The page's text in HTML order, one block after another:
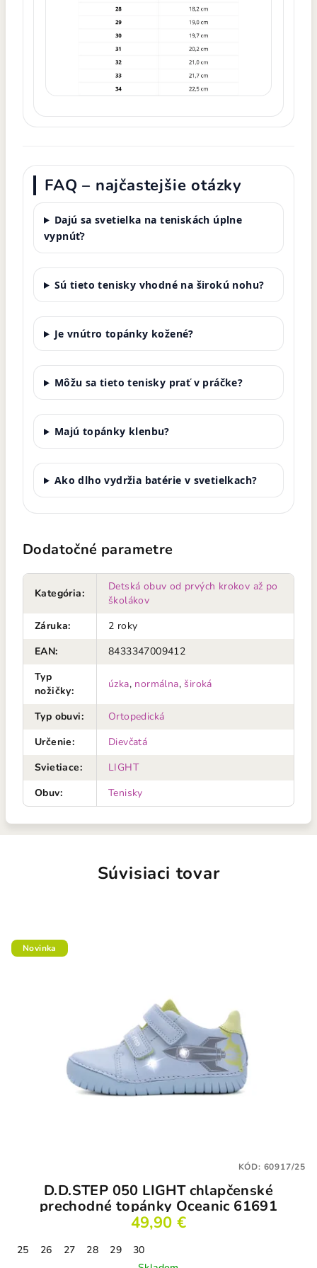
FAQ – najčastejšie otázky
Dajú sa svetielka na teniskách úplne
vypnúť?
Sú tieto tenisky vhodné na širokú nohu?
Je vnútro topánky kožené?
Môžu sa tieto tenisky prať v práčke?
Majú topánky klenbu?
Ako dlho vydržia batérie v svetielkach?
Dodatočné parametre
Kategória:
Detská obuv od prvých krokov až po
školákov
Záruka:
2 roky
EAN:
8433347009412
Typ
nožičky:
úzka, normálna, široká
Typ obuvi:
Ortopedická
Určenie:
Dievčatá
Svietiace:
LIGHT
Obuv: Tenisky
Súvisiaci tovar
Novinka
D.D.STEP 050 LIGHT chlapčenské
prechodné topánky Oceanic 61691
49,90 €
25 26 27 28 29
30
KÓD: 60917/25